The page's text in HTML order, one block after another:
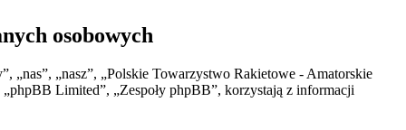
osobowych
„nas”, „nasz”, „Polskie Towarzystwo Rakietowe - Amatorskie
Limited”, „Zespoły phpBB”, korzystają z informacji